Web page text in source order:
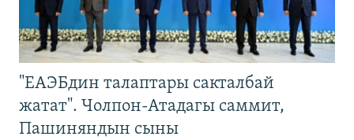
"ЕАЭБдин талаптары сакталбай
жатат". Чолпон-Атадагы саммит,
Пашиняндын сыны